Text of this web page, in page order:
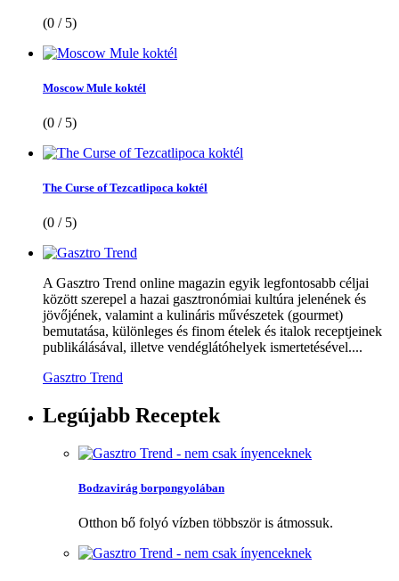
(0 / 5)
Moscow Mule koktél
(0 / 5)
The Curse of Tezcatlipoca koktél
(0 / 5)
A Gasztro Trend online magazin egyik legfontosabb céljai
között szerepel a hazai gasztronómiai kultúra jelenének és
jövőjének, valamint a kulináris művészetek (gourmet)
bemutatása, különleges és finom ételek és italok receptjeinek
publikálásával, illetve vendéglátóhelyek ismertetésével....
Gasztro Trend
Legújabb Receptek
Bodzavirág borpongyolában
Otthon bő folyó vízben többször is átmossuk.